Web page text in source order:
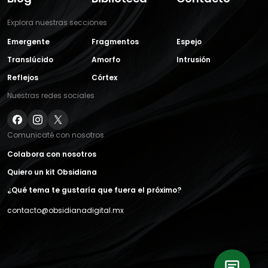
Explora nuestras secciones
Emergente
Fragmentos
Espejo
Translúcido
Amorfo
Intrusión
Reflejos
Córtex
Nuestras redes sociales
Comunicaté con nosotros
Colabora con nosotros
Quiero un kit Obsidiana
¿Qué tema te gustaría que fuera el próximo?
contacto@obsidianadigital.mx